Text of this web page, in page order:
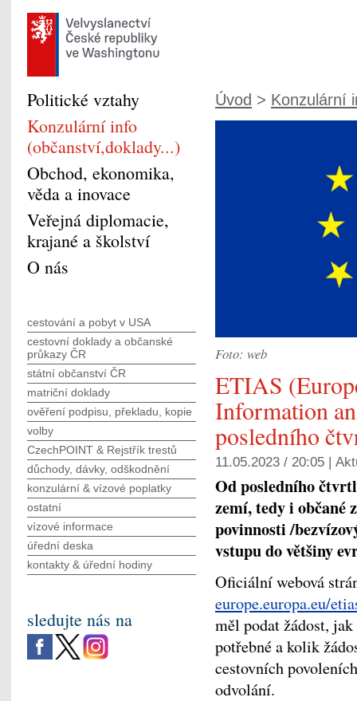
Úvod > Konzulární
Foto: web
ETIAS
Information
posledního
11.05.2023 / 20:05 |
Od posledního
zemí, tedy i občané
povinnosti /
vstupu do většiny
Oficiální webová
europe.europa.eu/
měl podat žádost,
potřebné a kolik
cestovních
odvolání.
Politické vztahy
Konzulární info
(občanství,doklady...)
Obchod, ekonomika,
věda a inovace
Veřejná diplomacie,
krajané a školství
O nás
cestování a pobyt v USA
cestovní doklady a občanské
průkazy ČR
státní občanství ČR
matriční doklady
ověření podpisu, překladu, kopie
volby
CzechPOINT & Rejstřík trestů
důchody, dávky, odškodnění
konzulární & vízové poplatky
ostatní
vízové informace
úřední deska
kontakty & úřední hodiny
sledujte nás na